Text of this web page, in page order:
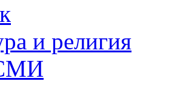
и религия